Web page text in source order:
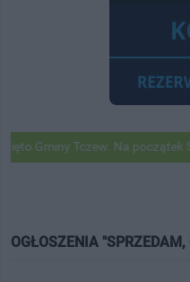
Gminy Tczew. Na początek
OGŁOSZENIA "SPRZEDAM,